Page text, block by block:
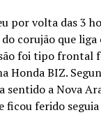
por volta das 3
corujão que liga
foi tipo frontal
Honda BIZ.
sentido a Nova
ficou ferido